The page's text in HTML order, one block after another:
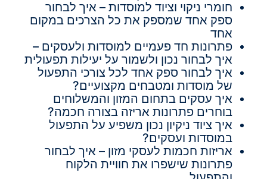
חומרי ניקוי וציוד למוסדות – איך לבחור
ספק אחד שמספק את כל הצרכים במקום
אחד
פתרונות חד פעמיים למוסדות ולעסקים –
איך לבחור נכון ולשמור על יעילות תפעולית
איך לבחור ספק אחד לכל צורכי התפעול
של מוסדות ומטבחים מקצועיים?
איך עסקים בתחום המזון והמשלוחים
בוחרים פתרונות אריזה בצורה חכמה?
איך ציוד ניקיון נכון משפיע על התפעול
במוסדות ועסקים?
אריזות חכמות לעסקי מזון – איך לבחור
פתרונות שישפרו את חוויית הלקוח